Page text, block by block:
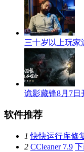
三十岁以上玩家
诡影藏锋8月7
软件推荐
1 快快运行库修
2 CCleaner 7.9